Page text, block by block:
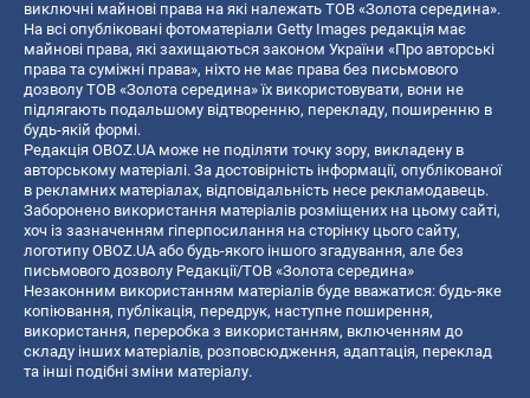
виключні майнові права на які належать ТОВ «Золота середина».
На всі опубліковані фотоматеріали Getty Images редакція має
майнові права, які захищаються законом України «Про авторські
права та суміжні права», ніхто не має права без письмового
дозволу ТОВ «Золота середина» їх використовувати, вони не
підлягають подальшому відтворенню, перекладу, поширенню в
будь-якій формі.
Редакція OBOZ.UA може не поділяти точку зору, викладену в
авторському матеріалі. За достовірність інформації, опублікованої
в рекламних матеріалах, відповідальність несе рекламодавець.
Заборонено використання матеріалів розміщених на цьому сайті,
хоч із зазначенням гіперпосилання на сторінку цього сайту,
логотипу OBOZ.UA або будь-якого іншого згадування, але без
письмового дозволу Редакції/ТОВ «Золота середина»
Незаконним використанням матеріалів буде вважатися: будь-яке
копiювання, публiкацiя, передрук, наступне поширення,
використання, переробка з використанням, включенням до
складу інших матеріалів, розповсюдження, адаптація, переклад
та інші подібні зміни матеріалу.